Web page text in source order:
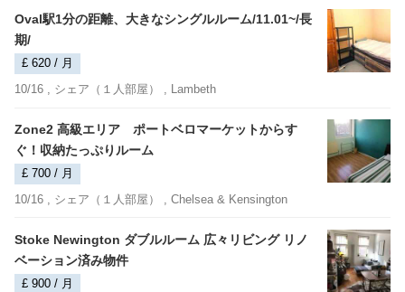
Oval駅1分の距離、大きなシングルルーム/11.01~/長
期/
£ 620 / 月
10/16 , シェア（１人部屋） , Lambeth
Zone2 高級エリア ポートベロマーケットからす
ぐ！収納たっぷりルーム
£ 700 / 月
10/16 , シェア（１人部屋） , Chelsea & Kensington
Stoke Newington ダブルルーム 広々リビング リノ
ベーション済み物件
£ 900 / 月